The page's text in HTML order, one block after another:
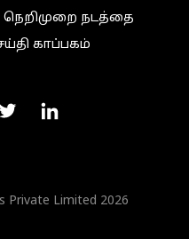
நெறிமுறை நடத்தை
காப்பகம்
Private Limited 2026